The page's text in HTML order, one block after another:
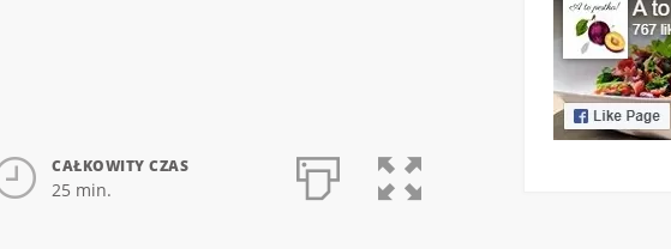
CAŁKOWITY CZAS
25 min.